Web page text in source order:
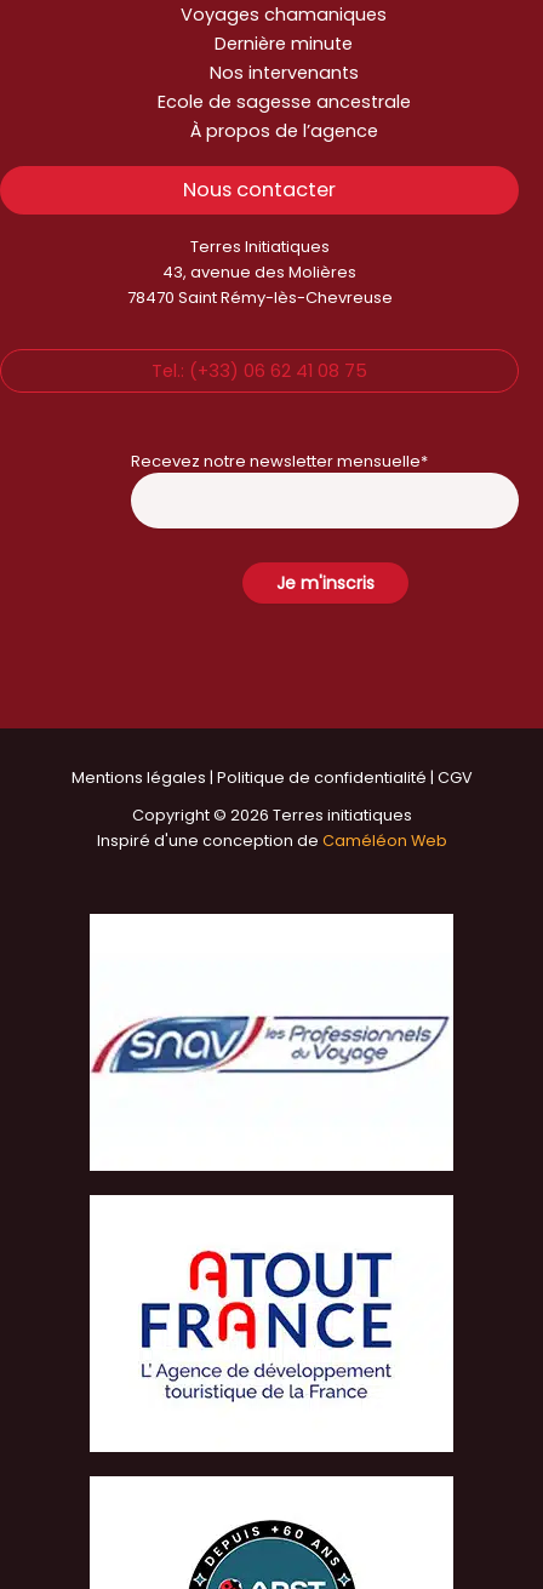
Voyages chamaniques
Dernière minute
Nos intervenants
Ecole de sagesse ancestrale
À propos de l’agence
Nous contacter
Terres Initiatiques
43, avenue des Molières
78470 Saint Rémy-lès-Chevreuse
Tel.: (+33) 06 62 41 08 75
Recevez notre newsletter mensuelle*
Mentions légales Politique de confidentialité CGV
Copyright © 2026 Terres initiatiques
Inspiré d'une conception de Caméléon Web